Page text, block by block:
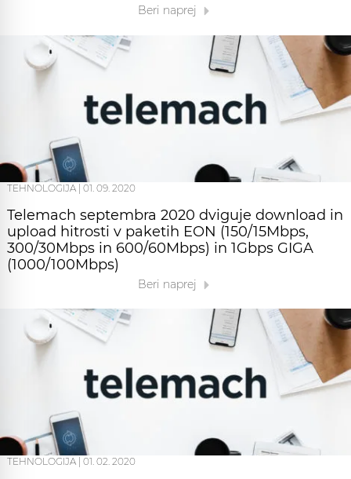
Beri naprej
TEHNOLOGIJA | 01. 09. 2020
Telemach septembra 2020 dviguje download in
upload hitrosti v paketih EON (150/15Mbps,
300/30Mbps in 600/60Mbps) in 1Gbps GIGA
(1000/100Mbps)
Beri naprej
TEHNOLOGIJA 01. 02. 2020